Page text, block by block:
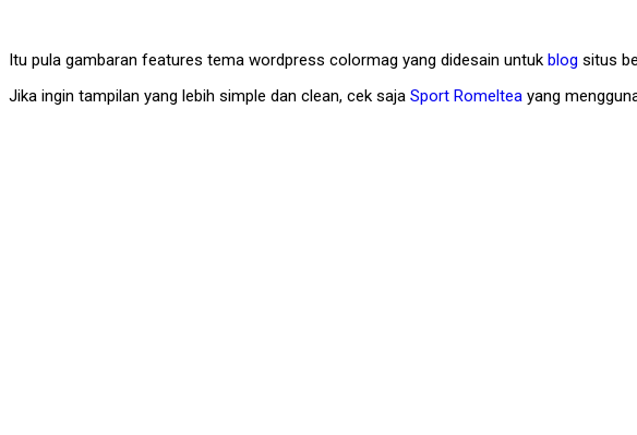
Itu pula gambaran features tema wordpress colormag yang didesain untuk blog situs
Jika ingin tampilan yang lebih simple dan clean, cek saja Sport Romeltea yang